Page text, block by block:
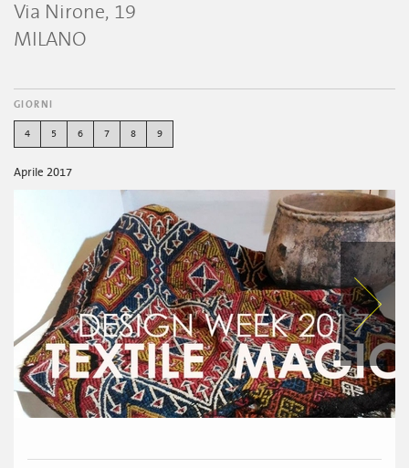
Via Nirone, 19
MILANO
GIORNI
4 5 6 7 8 9
Aprile 2017